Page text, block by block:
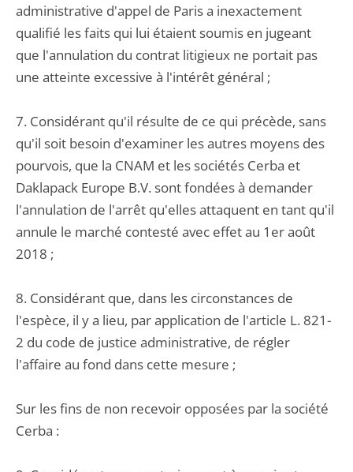
administrative d'appel de Paris a inexactement
qualifié les faits qui lui étaient soumis en jugeant
que l'annulation du contrat litigieux ne portait pas
une atteinte excessive à l'intérêt général ;
7. Considérant qu'il résulte de ce qui précède, sans
qu'il soit besoin d'examiner les autres moyens des
pourvois, que la CNAM et les sociétés Cerba et
Daklapack Europe B.V. sont fondées à demander
l'annulation de l'arrêt qu'elles attaquent en tant qu'il
annule le marché contesté avec effet au 1er août
2018 ;
8. Considérant que, dans les circonstances de
l'espèce, il y a lieu, par application de l'article L. 821-
2 du code de justice administrative, de régler
l'affaire au fond dans cette mesure ;
Sur les fins de non recevoir opposées par la société
Cerba :